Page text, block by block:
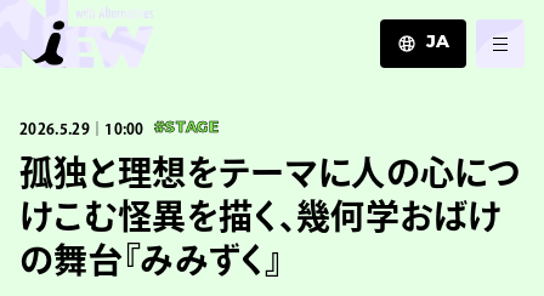
JA
ZH
2026.5.29｜10:00 #STAGE
孤独と理想をテーマに人の心につ
けこむ怪異を描く、幾何学おばけ
の舞台『みみずく』